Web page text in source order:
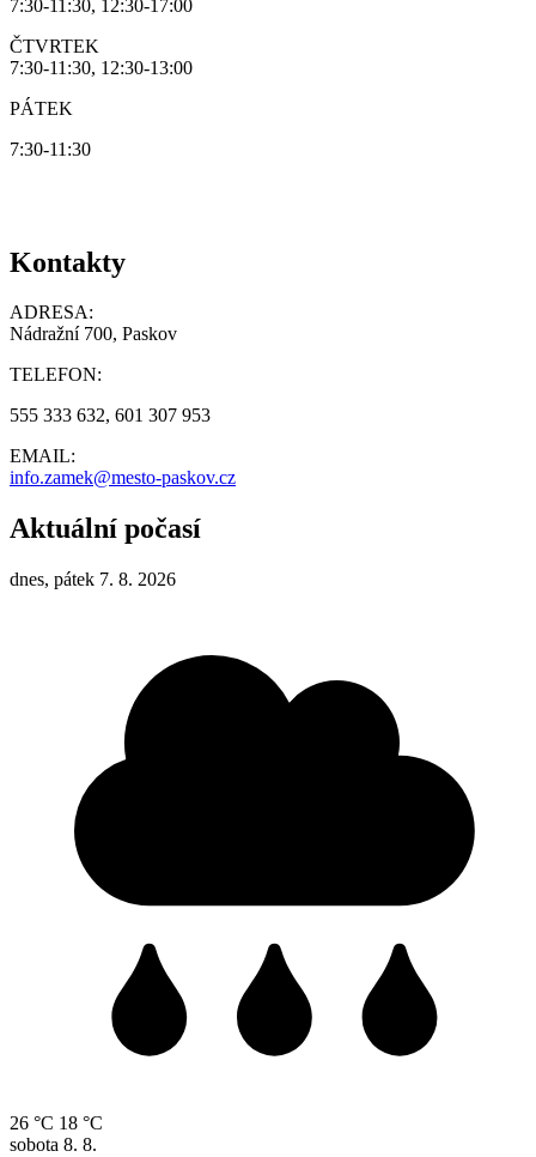
7:30-11:30, 12:30-17:00
ČTVRTEK
7:30-11:30, 12:30-13:00
PÁTEK
7:30-11:30
Kontakty
ADRESA:
Nádražní 700, Paskov
TELEFON:
555 333 632, 601 307 953
EMAIL:
info.zamek@mesto-paskov.cz
Aktuální počasí
dnes, pátek 7. 8. 2026
26 °C 18 °C
sobota 8. 8.